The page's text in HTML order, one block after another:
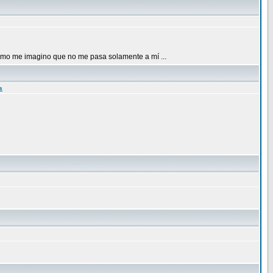
me imagino que no me pasa solamente a mí ...